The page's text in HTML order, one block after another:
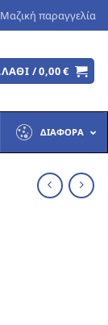
Μαζική παραγγελία
/0,00€
ΔΙΆΦΟΡΑ